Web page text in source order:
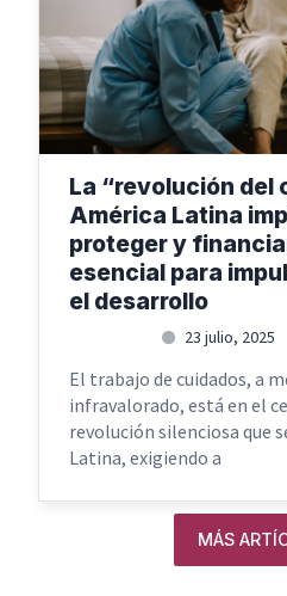
La “revolución del
América Latina
proteger y
esencial para
el desarrollo
23 julio, 2025
El trabajo de cuidados, a
infravalorado, está en el
revolución silenciosa que
Latina, exigiendo a
MÁS